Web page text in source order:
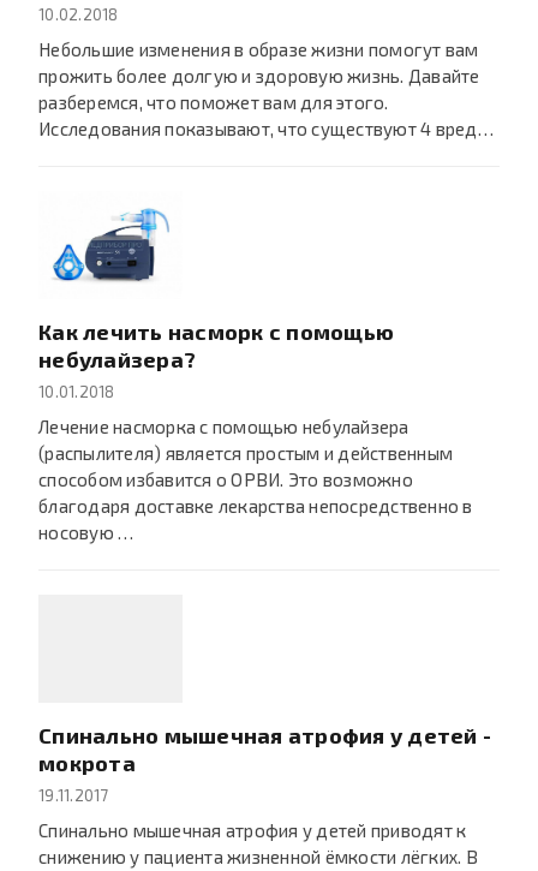
10.02.2018
Небольшие изменения в образе жизни помогут вам
прожить более долгую и здоровую жизнь. Давайте
разберемся, что поможет вам для этого.
Исследования показывают, что существуют 4 вред…
Как лечить насморк с помощью
небулайзера?
10.01.2018
Лечение насморка с помощью небулайзера
(распылителя) является простым и действенным
способом избавится о ОРВИ. Это возможно
благодаря доставке лекарства непосредственно в
носовую …
Cпинально мышечная атрофия у детей -
мокрота
19.11.2017
Cпинально мышечная атрофия у детей приводят к
снижению у пациента жизненной ёмкости лёгких. В